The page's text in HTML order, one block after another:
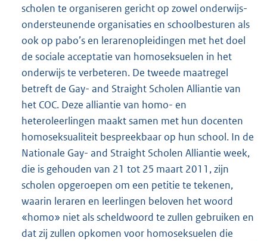
scholen te organiseren gericht op zowel onderwijs-
ondersteunende organisaties en schoolbesturen als
ook op pabo’s en lerarenopleidingen met het doel
de sociale acceptatie van homoseksuelen in het
onderwijs te verbeteren. De tweede maatregel
betreft de Gay- and Straight Scholen Alliantie van
het COC. Deze alliantie van homo- en
heteroleerlingen maakt samen met hun docenten
homoseksualiteit bespreekbaar op hun school. In de
Nationale Gay- and Straight Scholen Alliantie week,
die is gehouden van 21 tot 25 maart 2011, zijn
scholen opgeroepen om een petitie te tekenen,
waarin leraren en leerlingen beloven het woord
«homo» niet als scheldwoord te zullen gebruiken en
dat zij zullen opkomen voor homoseksuelen die